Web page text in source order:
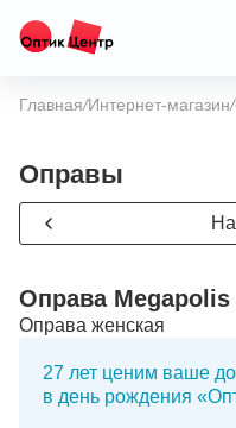
Главная/Интернет-магазин/
Оправы
Оправа Megapolis
Оправа женская
27 лет ценим ваше
в день рождения